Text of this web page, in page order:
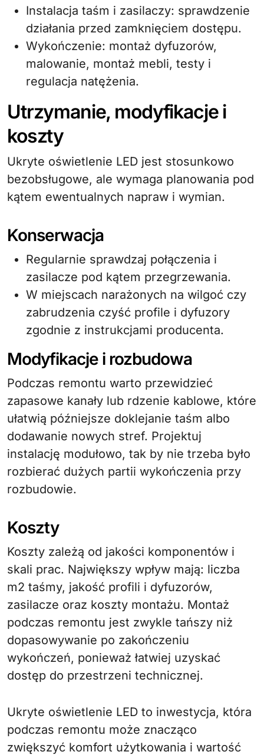
Instalacja taśm i zasilaczy: sprawdzenie
działania przed zamknięciem dostępu.
Wykończenie: montaż dyfuzorów,
malowanie, montaż mebli, testy i
regulacja natężenia.
Utrzymanie, modyfikacje i
koszty
Ukryte oświetlenie LED jest stosunkowo
bezobsługowe, ale wymaga planowania pod
kątem ewentualnych napraw i wymian.
Konserwacja
Regularnie sprawdzaj połączenia i
zasilacze pod kątem przegrzewania.
W miejscach narażonych na wilgoć czy
zabrudzenia czyść profile i dyfuzory
zgodnie z instrukcjami producenta.
Modyfikacje i rozbudowa
Podczas remontu warto przewidzieć
zapasowe kanały lub rdzenie kablowe, które
ułatwią późniejsze doklejanie taśm albo
dodawanie nowych stref. Projektuj
instalację modułowo, tak by nie trzeba było
rozbierać dużych partii wykończenia przy
rozbudowie.
Koszty
Koszty zależą od jakości komponentów i
skali prac. Największy wpływ mają: liczba
m2 taśmy, jakość profili i dyfuzorów,
zasilacze oraz koszty montażu. Montaż
podczas remontu jest zwykle tańszy niż
dopasowywanie po zakończeniu
wykończeń, ponieważ łatwiej uzyskać
dostęp do przestrzeni technicznej.
Ukryte oświetlenie LED to inwestycja, która
podczas remontu może znacząco
zwiększyć komfort użytkowania i wartość